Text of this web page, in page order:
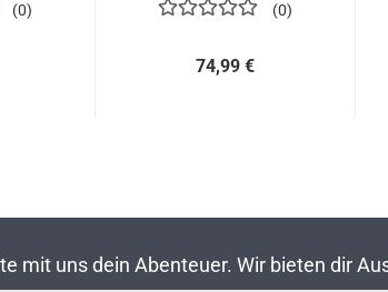
0
0
74,99 €
mit uns dein Abenteuer. Wir bieten dir